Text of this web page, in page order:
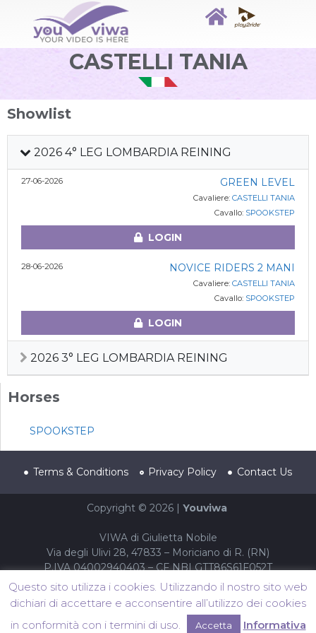
CASTELLI TANIA
Showlist
2026 4° LEG LOMBARDIA REINING
27-06-2026 GREEN LEVEL
Cavaliere: CASTELLI TANIA
Cavallo: SPOOKSTEP
LOGIN
28-06-2026 NOVICE RIDERS 2 MANI
Cavaliere: CASTELLI TANIA
Cavallo: SPOOKSTEP
LOGIN
2026 3° LEG LOMBARDIA REINING
Horses
SPOOKSTEP
Terms & Conditions Privacy Policy Contact Us
Copyright © 2026 | Youviwa
VIWA di Giulietta Nobile
Via degli Ulivi 28, 47833 – Moriciano di R. (RN)
P.IVA 04002940403 – CF NBLGTT86S61F052T
Questo sito utilizza i cookies. Utilizzando il nostro sito web
dichiari di accettare e acconsentire all’utilizzo dei cookies
in conformità con i termini di uso.
Accetta Informativa